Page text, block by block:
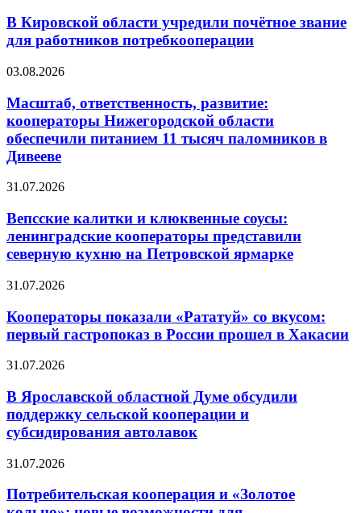
В Кировской области учредили почётное звание
для работников потребкооперации
03.08.2026
Масштаб, ответственность, развитие:
кооператоры Нижегородской области
обеспечили питанием 11 тысяч паломников в
Дивееве
31.07.2026
Вепсские калитки и клюквенные соусы:
ленинградские кооператоры представили
северную кухню на Петровской ярмарке
31.07.2026
Кооператоры показали «Рататуй» со вкусом:
первый гастропоказ в России прошел в Хакасии
31.07.2026
В Ярославской областной Думе обсудили
поддержку сельской кооперации и
субсидирования автолавок
31.07.2026
Потребительская кооперация и «Золотое